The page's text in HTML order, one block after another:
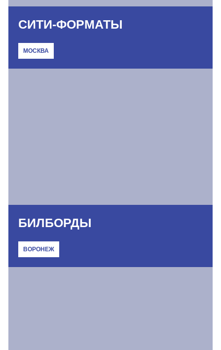
СИТИ-ФОРМАТЫ
МОСКВА
БИЛБОРДЫ
ВОРОНЕЖ